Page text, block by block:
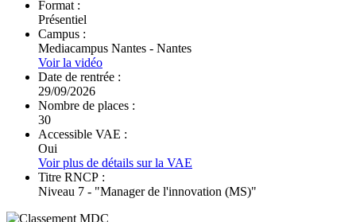
Format :
Présentiel
Campus :
Mediacampus Nantes - Nantes
Voir la vidéo
Date de rentrée :
29/09/2026
Nombre de places :
30
Accessible VAE :
Oui
Voir plus de détails sur la VAE
Titre RNCP :
Niveau 7 - "Manager de l'innovation (MS)"